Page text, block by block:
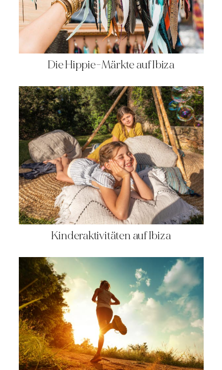
Die Hippie-Märkte auf Ibiza
Kinderaktivitäten auf Ibiza